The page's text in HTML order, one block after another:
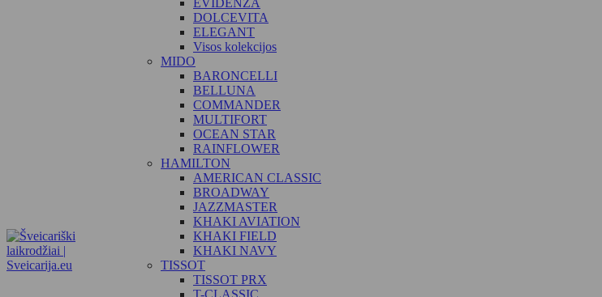
EVIDENZA
DOLCEVITA
ELEGANT
Visos kolekcijos
MIDO
BARONCELLI
BELLUNA
COMMANDER
MULTIFORT
OCEAN STAR
RAINFLOWER
HAMILTON
AMERICAN CLASSIC
BROADWAY
JAZZMASTER
KHAKI AVIATION
KHAKI FIELD
KHAKI NAVY
TISSOT
TISSOT PRX
T-CLASSIC